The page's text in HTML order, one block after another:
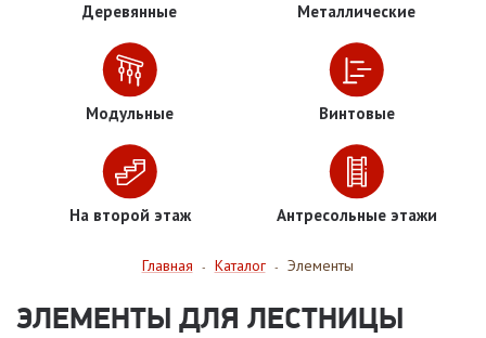
Деревянные Металлические
Модульные Винтовые
На второй этаж Антресольные этажи
Главная - Каталог - Элементы
ЭЛЕМЕНТЫ ДЛЯ ЛЕСТНИЦЫ